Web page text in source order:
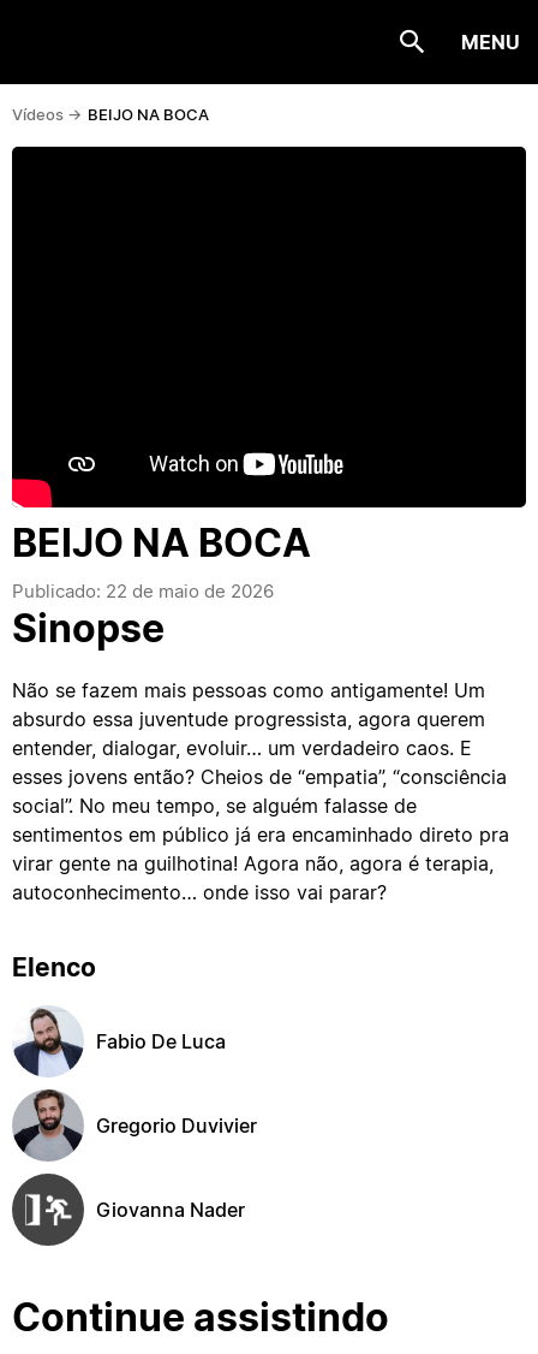
MENU
Vídeos -> BEIJO NA BOCA
BEIJO NA BOCA
Publicado: 22 de maio de 2026
Sinopse
Não se fazem mais pessoas como antigamente! Um
absurdo essa juventude progressista, agora querem
entender, dialogar, evoluir… um verdadeiro caos. E
esses jovens então? Cheios de “empatia”, “consciência
social”. No meu tempo, se alguém falasse de
sentimentos em público já era encaminhado direto pra
virar gente na guilhotina! Agora não, agora é terapia,
autoconhecimento… onde isso vai parar?
Elenco
Fabio De Luca
Gregorio Duvivier
Giovanna Nader
Continue assistindo